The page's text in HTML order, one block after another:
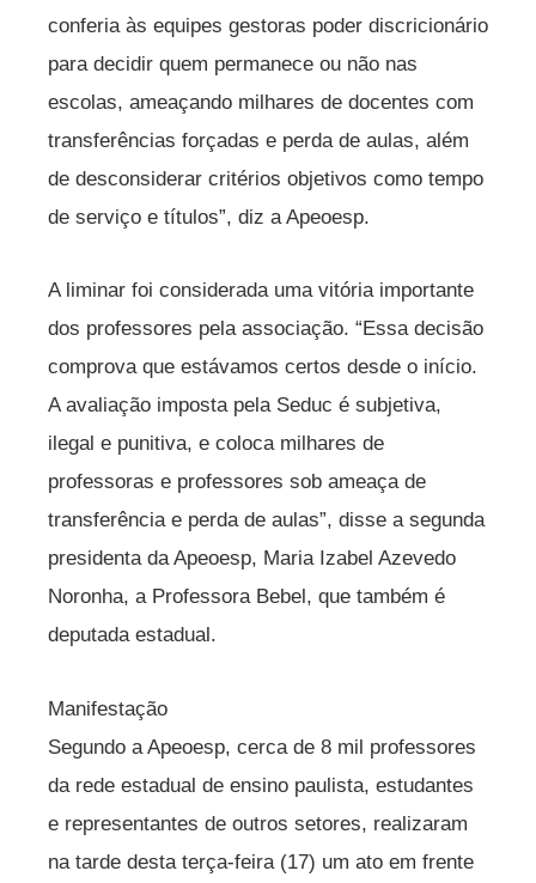
conferia às equipes gestoras poder discricionário
para decidir quem permanece ou não nas
escolas, ameaçando milhares de docentes com
transferências forçadas e perda de aulas, além
de desconsiderar critérios objetivos como tempo
de serviço e títulos”, diz a Apeoesp.
A liminar foi considerada uma vitória importante
dos professores pela associação. “Essa decisão
comprova que estávamos certos desde o início.
A avaliação imposta pela Seduc é subjetiva,
ilegal e punitiva, e coloca milhares de
professoras e professores sob ameaça de
transferência e perda de aulas”, disse a segunda
presidenta da Apeoesp, Maria Izabel Azevedo
Noronha, a Professora Bebel, que também é
deputada estadual.
Manifestação
Segundo a Apeoesp, cerca de 8 mil professores
da rede estadual de ensino paulista, estudantes
e representantes de outros setores, realizaram
na tarde desta terça-feira (17) um ato em frente